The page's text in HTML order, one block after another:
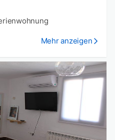
Mehr anzeigen